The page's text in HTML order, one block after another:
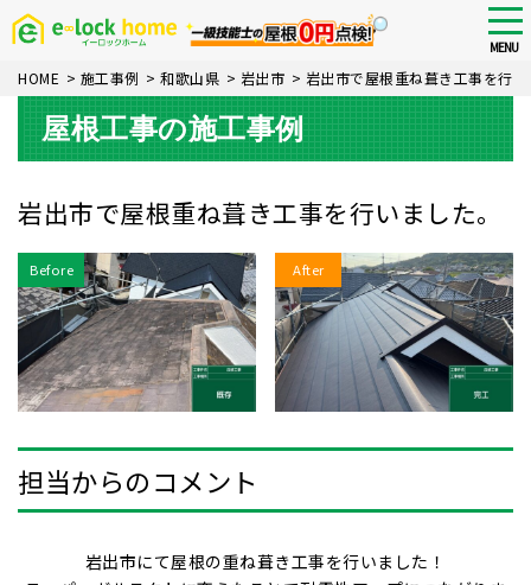
Skip
content
MENU
HOME > 施工事例 > 和歌山県 > 岩出市 > 岩出市で屋根重ね葺き工事を行
屋根工事の施工事例
岩出市で屋根重ね葺き工事を行いました。
Before After
担当からのコメント
岩出市にて屋根の重ね葺き工事を行いました！